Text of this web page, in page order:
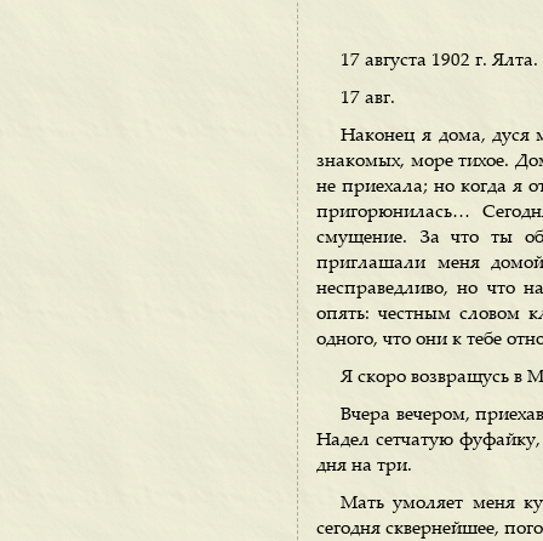
17 августа 1902 г. Ялта.
17 авг.
Наконец я дома, дуся
знакомых, море тихое.
не приехала; но когда я
пригорюнилась…
смущение. За что ты
приглашали меня
несправедливо, но что
опять: честным словом
одного, что они к тебе
Я скоро возвращусь в
Вчера вечером,
Надел сетчатую
дня на три.
Мать умоляет меня
сегодня сквернейшее,